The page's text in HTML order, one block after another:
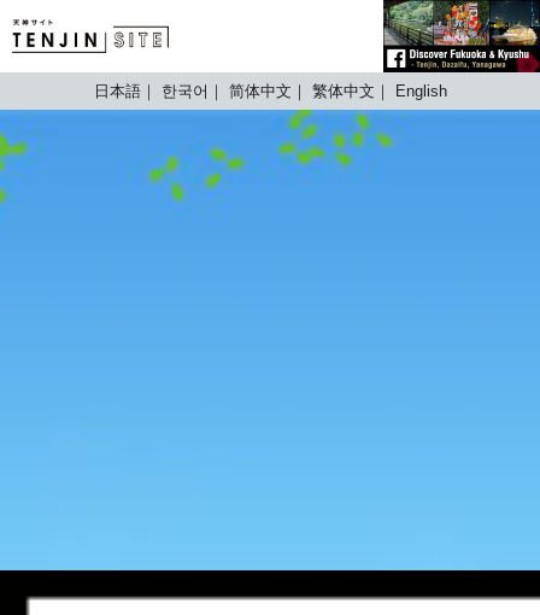
TENJIN SITE
日本語 한국어 简体中文 繁体中文 English